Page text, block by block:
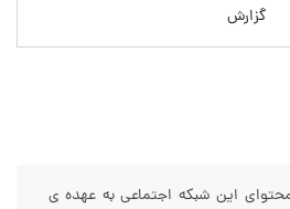
گزارش
این شبکه اجتماعی به عهده ی